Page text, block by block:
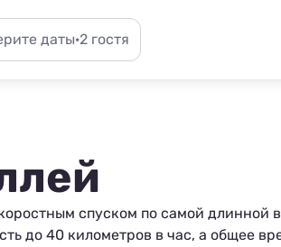
даты·2 гостя
спуском по самой длинной в
до 40 километров в час, а общее